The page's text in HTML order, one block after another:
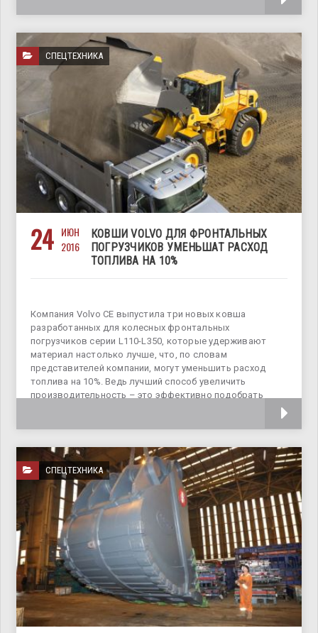
СПЕЦТЕХНИКА
24 ИЮН
2016
КОВШИ VOLVO ДЛЯ ФРОНТАЛЬНЫХ
ПОГРУЗЧИКОВ УМЕНЬШАТ РАСХОД
ТОПЛИВА НА 10%
Компания Volvo CE выпустила три новых ковша
разработанных для колесных фронтальных
погрузчиков серии L110-L350, которые удерживают
материал настолько лучше, что, по словам
представителей компании, могут уменьшить расход
топлива на 10%. Ведь лучший способ увеличить
производительность – это эффективно подобрать
СПЕЦТЕХНИКА